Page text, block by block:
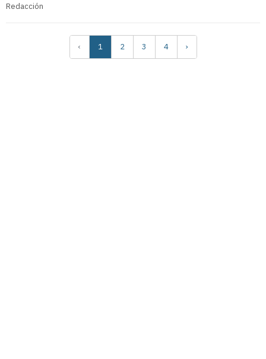
Redacción
‹ 1 2 3 4 ›